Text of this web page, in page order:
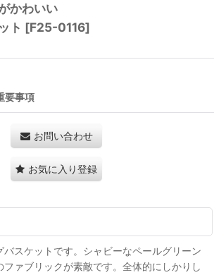
かわいい
ト [F25-0116]
要事項
お問い合わせ
お気に入り登録
バスケットです。シャビーなペールグリーン
ァブリックが素敵です。全体的にしかりし